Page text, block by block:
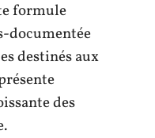
formule
documentée
destinés aux
des